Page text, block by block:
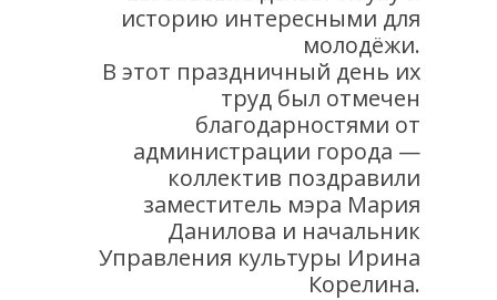
историю интересными для
молодёжи.
В этот праздничный день их
труд был отмечен
благодарностями от
администрации города —
коллектив поздравили
заместитель мэра Мария
Данилова и начальник
Управления культуры Ирина
Корелина.